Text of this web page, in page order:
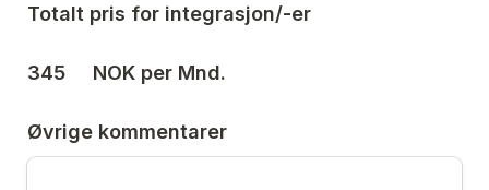
Totalt pris for integrasjon/-er
345
     NOK per Mnd.
Øvrige kommentarer